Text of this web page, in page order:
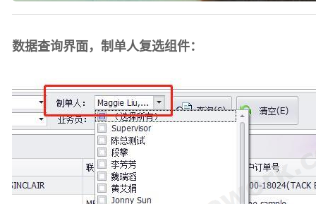
数据查询界面，制单人复选组件：